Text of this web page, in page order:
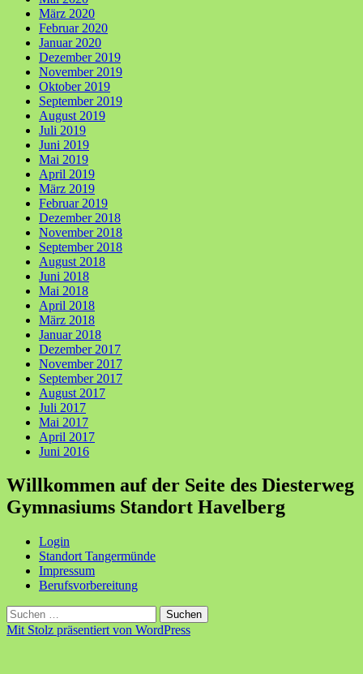
März 2020
Februar 2020
Januar 2020
Dezember 2019
November 2019
Oktober 2019
September 2019
August 2019
Juli 2019
Juni 2019
Mai 2019
April 2019
März 2019
Februar 2019
Dezember 2018
November 2018
September 2018
August 2018
Juni 2018
Mai 2018
April 2018
März 2018
Januar 2018
Dezember 2017
November 2017
September 2017
August 2017
Juli 2017
Mai 2017
April 2017
Juni 2016
Willkommen auf der Seite des Diesterweg
Gymnasiums Standort Havelberg
Login
Standort Tangermünde
Impressum
Berufsvorbereitung
Suchen
nach:
Mit Stolz präsentiert von WordPress